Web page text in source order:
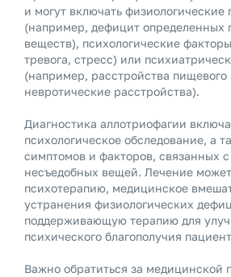
и могут включать физиологические
(например, дефицит определенных
веществ), психологические
тревога, стресс) или
(например, расстройства пищевого
невротические расстройства).
Диагностика аллотриофагии
психологическое обследование, а
симптомов и факторов, связанных
несъедобных вещей. Лечение
психотерапию, медицинское
устранения физиологических
поддерживающую терапию для
психического благополучия
Важно обратиться за медицинской